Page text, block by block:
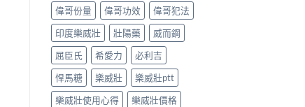
偉哥份量
偉哥功效
偉哥犯法
印度樂威壯
壯陽藥
威而鋼
屈臣氏
希愛力
必利吉
悍馬糖
樂威壯
樂威壯ptt
樂威壯使用心得
樂威壯價格